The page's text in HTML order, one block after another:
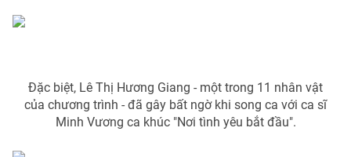
Giấy phép hoạt động báo in và báo điện tử số 483/GP-BTTTT
Phó Tổng Biên tập: Nguyễn Thị Mỹ Hạnh, Phạm Quốc Thắng,
Nguyễn Trọng Ninh
Tổng đài VTV: 024.38 355 931 - 024.38 355 932
Đặc biệt, Lê Thị Hương Giang - một trong 11 nhân vật
của chương trình - đã gây bất ngờ khi song ca với ca sĩ
Minh Vương ca khúc "Nơi tình yêu bắt đầu".